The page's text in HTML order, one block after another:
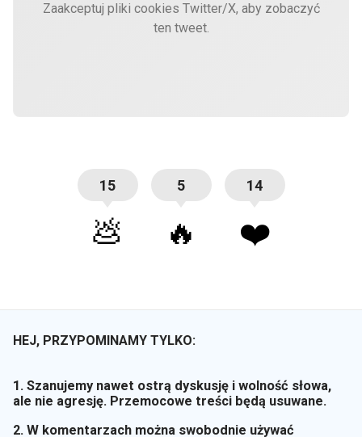
Zaakceptuj pliki cookies Twitter/X, aby zobaczyć
ten tweet.
15
💩
5
🔥
14
❤️
HEJ, PRZYPOMINAMY TYLKO:
1. Szanujemy nawet ostrą dyskusję i wolność słowa,
ale nie agresję. Przemocowe treści będą usuwane.
2. W komentarzach można swobodnie używać